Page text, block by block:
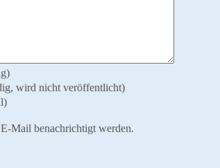
wird nicht veröffentlicht)
Mail benachrichtigt werden.